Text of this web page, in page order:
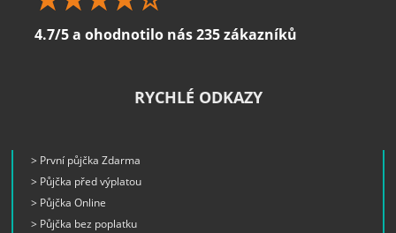
4.7/5 a ohodnotilo nás 235 zákazníků
RYCHLÉ ODKAZY
> První půjčka Zdarma
> Půjčka před výplatou
> Půjčka Online
> Půjčka bez poplatku